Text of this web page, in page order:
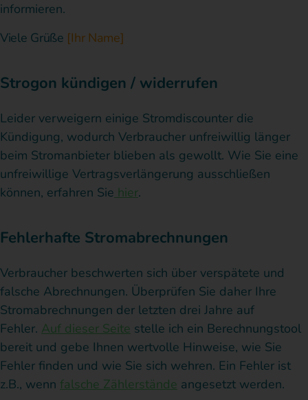
informieren.
Viele Grüße [Ihr Name]
Strogon kündigen / widerrufen
Leider verweigern einige Stromdiscounter die
Kündigung, wodurch Verbraucher unfreiwillig länger
beim Stromanbieter blieben als gewollt. Wie Sie eine
unfreiwillige Vertragsverlängerung ausschließen
können, erfahren Sie hier.
Fehlerhafte Stromabrechnungen
Verbraucher beschwerten sich über verspätete und
falsche Abrechnungen. Überprüfen Sie daher Ihre
Stromabrechnungen der letzten drei Jahre auf
Fehler. Auf dieser Seite stelle ich ein Berechnungstool
bereit und gebe Ihnen wertvolle Hinweise, wie Sie
Fehler finden und wie Sie sich wehren. Ein Fehler ist
z.B., wenn falsche Zählerstände angesetzt werden.